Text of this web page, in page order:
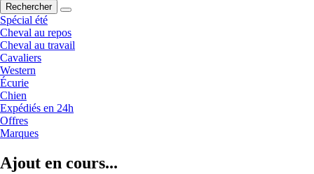
Rechercher
Spécial été
Cheval au repos
Cheval au travail
Cavaliers
Western
Écurie
Chien
Expédiés en 24h
Offres
Marques
Ajout en cours...